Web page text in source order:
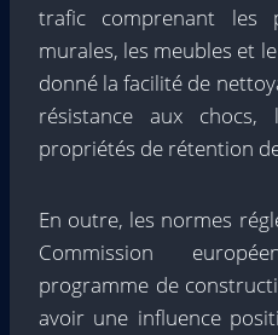
trafic comprenant les
murales, les meubles et
donné la facilité de
résistance aux
propriétés de rétention
En outre, les normes
Commission
programme de
avoir une influence